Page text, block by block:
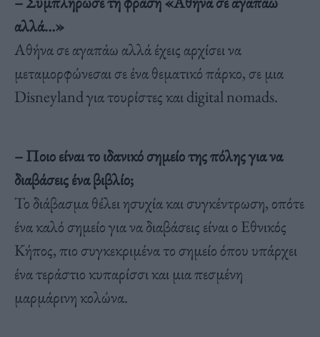
αλλά…»
Αθήνα σε αγαπάω αλλά έχεις αρχίσει να
μεταμορφώνεσαι σε ένα θεματικό πάρκο, σε μια
Disneyland για τουρίστες και digital nomads.
– Ποιο είναι το ιδανικό σημείο της πόλης για να
διαβάσεις ένα βιβλίο;
Το διάβασμα θέλει ησυχία και συγκέντρωση, οπότε
ένα καλό σημείο για να διαβάσεις είναι ο Εθνικός
Κήπος, πιο συγκεκριμένα το σημείο όπου υπάρχει
ένα τεράστιο κυπαρίσσι και μια πεσμένη
μαρμάρινη κολώνα.